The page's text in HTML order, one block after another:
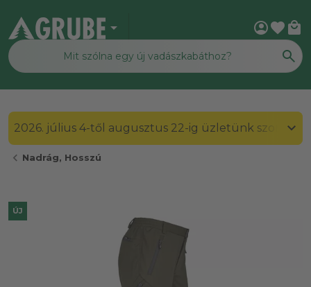
arrow_drop_down account_circlefavorite local_mall
2026. július 4-től augusztus 22-ig üzletünk
chevron_left Nadrág, Hosszú
ÚJ